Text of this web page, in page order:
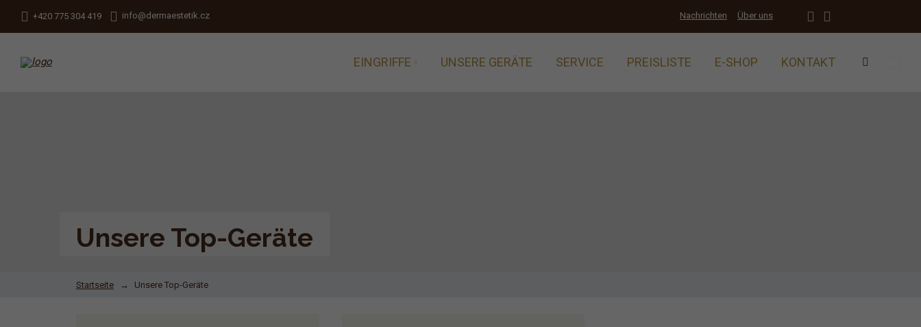
+420 775 304 419 info@dermaestetik.cz Nachrichten Über uns
EINGRIFFE UNSERE GERÄTE SERVICE PREISLISTE E-SHOP KONTAKT
Unsere Top-Geräte
Startseite Unsere Top-Geräte